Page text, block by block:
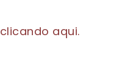
clicando aqui.